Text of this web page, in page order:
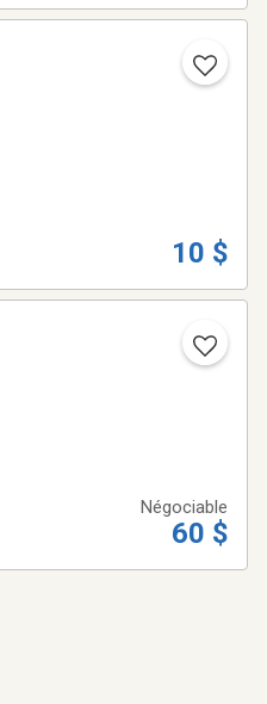
10 $
Négociable
60 $